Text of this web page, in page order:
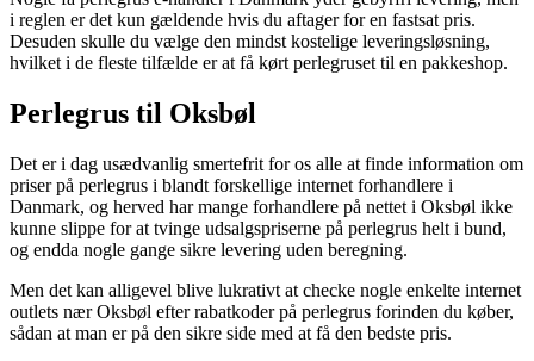
i reglen er det kun gældende hvis du aftager for en fastsat pris.
Desuden skulle du vælge den mindst kostelige leveringsløsning,
hvilket i de fleste tilfælde er at få kørt perlegruset til en pakkeshop.
Perlegrus til Oksbøl
Det er i dag usædvanlig smertefrit for os alle at finde information om
priser på perlegrus i blandt forskellige internet forhandlere i
Danmark, og herved har mange forhandlere på nettet i Oksbøl ikke
kunne slippe for at tvinge udsalgspriserne på perlegrus helt i bund,
og endda nogle gange sikre levering uden beregning.
Men det kan alligevel blive lukrativt at checke nogle enkelte internet
outlets nær Oksbøl efter rabatkoder på perlegrus forinden du køber,
sådan at man er på den sikre side med at få den bedste pris.